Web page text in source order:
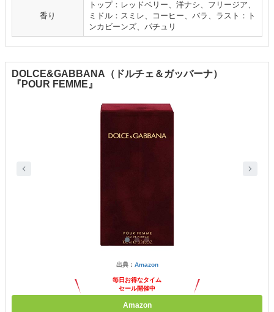
香り
トップ：レッドベリー、洋ナシ、フリージア、
ミドル：スミレ、コーヒー、バラ、ラスト：ト
ンカビーンズ、パチュリ
DOLCE&GABBANA（ドルチェ＆ガッバーナ）
『POUR FEMME』
出典： Amazon
毎日お得なタイム
セール開催中
Amazon